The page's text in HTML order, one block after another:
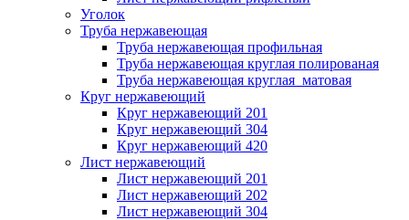
Уголок
Труба нержавеющая
Труба нержавеющая профильная
Труба нержавеющая круглая полированая
Труба нержавеющая круглая матовая
Круг нержавеющий
Круг нержавеющий 201
Круг нержавеющий 304
Круг нержавеющий 420
Лист нержавеющий
Лист нержавеющий 201
Лист нержавеющий 202
Лист нержавеющий 304